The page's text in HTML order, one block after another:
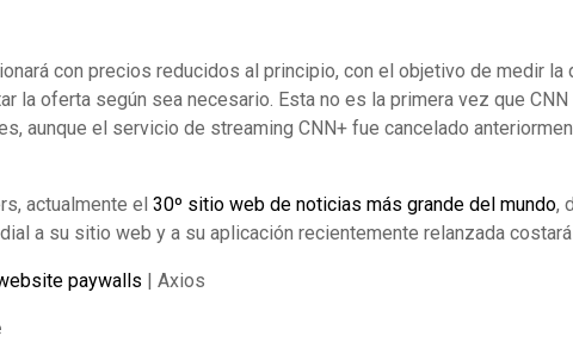
con precios reducidos al principio, con el objetivo de medir la
la oferta según sea necesario. Esta no es la primera vez que CNN
aunque el servicio de streaming CNN+ fue cancelado
actualmente el 30º sitio web de noticias más grande del mundo,
a su sitio web y a su aplicación recientemente relanzada
paywalls | Axios